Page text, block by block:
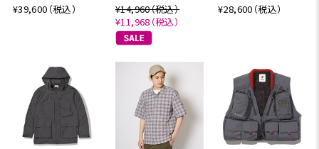
¥39,600（税込）
¥14,960（税込）
¥11,968（税込）
¥28,600（税込）